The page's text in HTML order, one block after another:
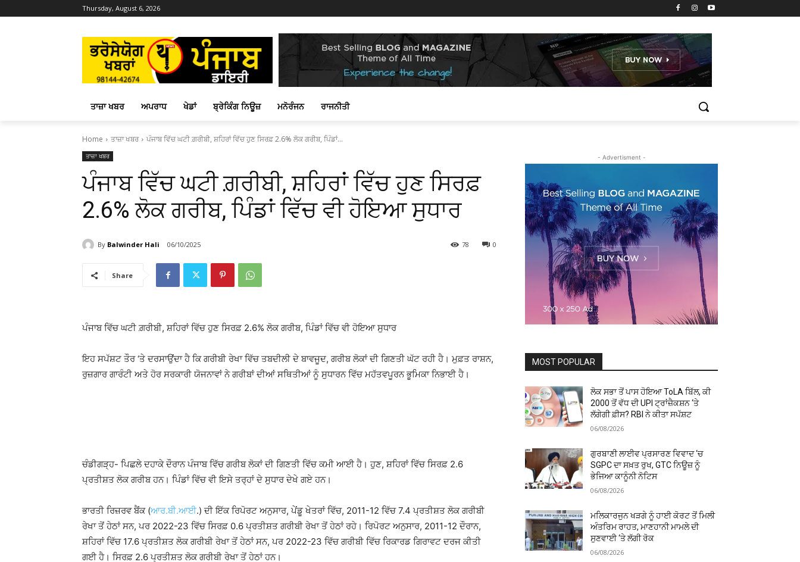
Thursday, August 6, 2026
ਤਾਜ਼ਾ ਖਬਰ ਅਪਰਾਧ ਖੇਡਾਂ ਬ੍ਰੇਕਿੰਗ ਨਿਊਜ਼ ਮਨੋਰੰਜਨ ਰਾਜਨੀਤੀ
Home ਤਾਜ਼ਾ ਖਬਰ ਪੰਜਾਬ ਵਿੱਚ ਘਟੀ ਗ਼ਰੀਬੀ, ਸ਼ਹਿਰਾਂ ਵਿੱਚ ਹੁਣ ਸਿਰਫ਼ 2.6% ਲੋਕ ਗਰੀਬ, ਪਿੰਡਾਂ...
ਤਾਜ਼ਾ ਖਬਰ
ਪੰਜਾਬ ਵਿੱਚ ਘਟੀ ਗ਼ਰੀਬੀ, ਸ਼ਹਿਰਾਂ ਵਿੱਚ ਹੁਣ ਸਿਰਫ਼
2.6% ਲੋਕ ਗਰੀਬ, ਪਿੰਡਾਂ ਵਿੱਚ ਵੀ ਹੋਇਆ ਸੁਧਾਰ
By Balwinder Hali 06/10/2025 0
78
Share
ਪੰਜਾਬ ਵਿੱਚ ਘਟੀ ਗ਼ਰੀਬੀ, ਸ਼ਹਿਰਾਂ ਵਿੱਚ ਹੁਣ ਸਿਰਫ਼ 2.6% ਲੋਕ ਗਰੀਬ, ਪਿੰਡਾਂ ਵਿੱਚ ਵੀ ਹੋਇਆ ਸੁਧਾਰ
ਇਹ ਸਪੱਸ਼ਟ ਤੌਰ ‘ਤੇ ਦਰਸਾਉਂਦਾ ਹੈ ਕਿ ਗਰੀਬੀ ਰੇਖਾ ਵਿੱਚ ਤਬਦੀਲੀ ਦੇ ਬਾਵਜੂਦ, ਗਰੀਬ ਲੋਕਾਂ ਦੀ ਗਿਣਤੀ ਘੱਟ ਰਹੀ ਹੈ। ਮੁਫ਼ਤ ਰਾਸ਼ਨ,
ਰੁਜ਼ਗਾਰ ਗਾਰੰਟੀ ਅਤੇ ਹੋਰ ਸਰਕਾਰੀ ਯੋਜਨਾਵਾਂ ਨੇ ਗਰੀਬਾਂ ਦੀਆਂ ਸਥਿਤੀਆਂ ਨੂੰ ਸੁਧਾਰਨ ਵਿੱਚ ਮਹੱਤਵਪੂਰਨ ਭੂਮਿਕਾ ਨਿਭਾਈ ਹੈ।
ਚੰਡੀਗੜ੍ਹ- ਪਿਛਲੇ ਦਹਾਕੇ ਦੌਰਾਨ ਪੰਜਾਬ ਵਿੱਚ ਗਰੀਬ ਲੋਕਾਂ ਦੀ ਗਿਣਤੀ ਵਿੱਚ ਕਮੀ ਆਈ ਹੈ। ਹੁਣ, ਸ਼ਹਿਰਾਂ ਵਿੱਚ ਸਿਰਫ਼ 2.6
ਪ੍ਰਤੀਸ਼ਤ ਲੋਕ ਗਰੀਬ ਹਨ। ਪਿੰਡਾਂ ਵਿੱਚ ਵੀ ਇਸੇ ਤਰ੍ਹਾਂ ਦੇ ਸੁਧਾਰ ਦੇਖੇ ਗਏ ਹਨ।
ਭਾਰਤੀ ਰਿਜ਼ਰਵ ਬੈਂਕ (ਆਰ.ਬੀ.ਆਈ.) ਦੀ ਇੱਕ ਰਿਪੋਰਟ ਅਨੁਸਾਰ, ਪੇਂਡੂ ਖੇਤਰਾਂ ਵਿੱਚ, 2011-12 ਵਿੱਚ 7.4 ਪ੍ਰਤੀਸ਼ਤ ਲੋਕ ਗਰੀਬੀ
ਰੇਖਾ ਤੋਂ ਹੇਠਾਂ ਸਨ, ਪਰ 2022-23 ਵਿੱਚ ਸਿਰਫ਼ 0.6 ਪ੍ਰਤੀਸ਼ਤ ਗਰੀਬੀ ਰੇਖਾ ਤੋਂ ਹੇਠਾਂ ਰਹੇ। ਰਿਪੋਰਟ ਅਨੁਸਾਰ, 2011-12 ਦੌਰਾਨ,
ਸ਼ਹਿਰਾਂ ਵਿੱਚ 17.6 ਪ੍ਰਤੀਸ਼ਤ ਲੋਕ ਗਰੀਬੀ ਰੇਖਾ ਤੋਂ ਹੇਠਾਂ ਸਨ, ਪਰ 2022-23 ਵਿੱਚ ਗਰੀਬੀ ਵਿੱਚ ਰਿਕਾਰਡ ਗਿਰਾਵਟ ਦਰਜ ਕੀਤੀ
ਗਈ ਹੈ। ਸਿਰਫ਼ 2.6 ਪ੍ਰਤੀਸ਼ਤ ਲੋਕ ਗਰੀਬੀ ਰੇਖਾ ਤੋਂ ਹੇਠਾਂ ਹਨ।
- Advertisment -
MOST POPULAR
ਲੋਕ ਸਭਾ ਤੋਂ ਪਾਸ ਹੋਇਆ ToLA ਬਿੱਲ, ਕੀ
₹2000 ਤੋਂ ਵੱਧ ਦੀ UPI ਟ੍ਰਾਂਜ਼ੈਕਸ਼ਨ ‘ਤੇ
ਲੱਗੇਗੀ ਫ਼ੀਸ? RBI ਨੇ ਕੀਤਾ ਸਪੱਸ਼ਟ
06/08/2026
ਗੁਰਬਾਣੀ ਲਾਈਵ ਪ੍ਰਸਾਰਣ ਵਿਵਾਦ ‘ਚ
SGPC ਦਾ ਸਖ਼ਤ ਰੁਖ, GTC ਨਿਊਜ਼ ਨੂੰ
ਭੇਜਿਆ ਕਾਨੂੰਨੀ ਨੋਟਿਸ
06/08/2026
ਮਲਿਕਾਰਜੁਨ ਖੜਗੇ ਨੂੰ ਹਾਈ ਕੋਰਟ ਤੋਂ ਮਿਲੀ
ਅੰਤਰਿਮ ਰਾਹਤ, ਮਾਣਹਾਨੀ ਮਾਮਲੇ ਦੀ
ਸੁਣਵਾਈ ‘ਤੇ ਲੱਗੀ ਰੋਕ
06/08/2026